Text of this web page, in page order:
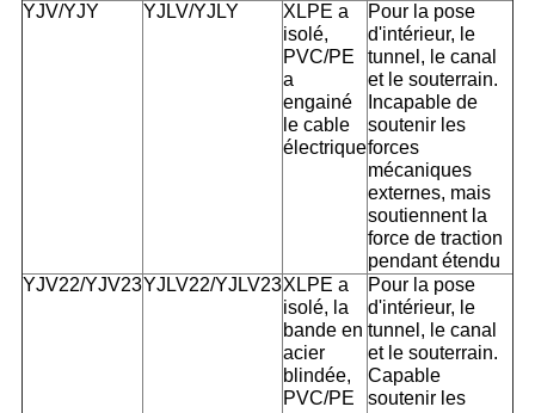
YJV/YJY
YJLV/YJLY
XLPE a
isolé,
PVC/PE
a
engainé
le cable
électrique
Pour la pose
d'intérieur, le
tunnel, le canal
et le souterrain.
Incapable de
soutenir les
forces
mécaniques
externes, mais
soutiennent la
force de traction
pendant étendu
YJV22/YJV23YJLV22/YJLV23XLPE a
isolé, la
bande en
acier
blindée,
PVC/PE
Pour la pose
d'intérieur, le
tunnel, le canal
et le souterrain.
Capable
soutenir les